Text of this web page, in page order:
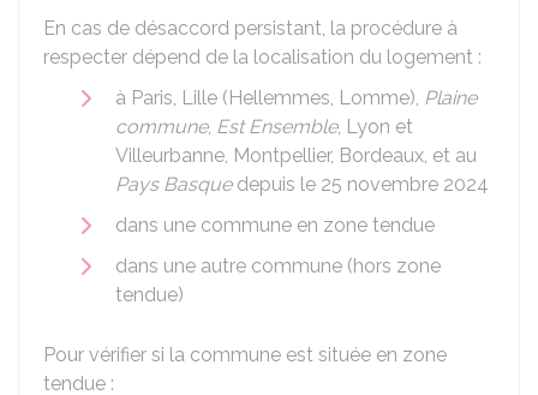
En cas de désaccord persistant, la procédure à
respecter dépend de la localisation du logement :
à Paris, Lille (Hellemmes, Lomme), Plaine
commune, Est Ensemble, Lyon et
Villeurbanne, Montpellier, Bordeaux, et au
Pays Basque depuis le 25 novembre 2024
dans une commune en zone tendue
dans une autre commune (hors zone
tendue)
Pour vérifier si la commune est située en zone
tendue :